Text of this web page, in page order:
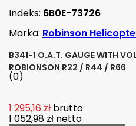
Indeks: 6B0E-73726
Marka: Robinson
B341-1 O.A.T. GAUGE WITH
ROBIONSON R22 / R44 / R66
(0)
1 295,16 zł brutto
1 052,98 zł netto